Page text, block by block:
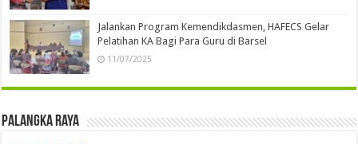
Jalankan Program Kemendikdasmen, HAFECS Gelar
Pelatihan KA Bagi Para Guru di Barsel
11/07/2025
Palangka Raya